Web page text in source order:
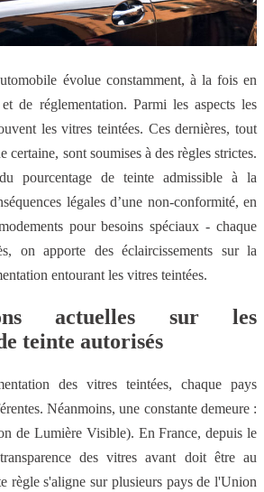
évolue constamment, à la fois en
de réglementation. Parmi les aspects les
les vitres teintées. Ces dernières, tout
certaine, sont soumises à des règles strictes.
pourcentage de teinte admissible à la
légales d’une non-conformité, en
pour besoins spéciaux - chaque
on apporte des éclaircissements sur la
entourant les vitres teintées.
actuelles sur les
teinte autorisés
des vitres teintées, chaque pays
Néanmoins, une constante demeure :
de Lumière Visible). En France, depuis le
des vitres avant doit être au
règle s'aligne sur plusieurs pays de l'Union